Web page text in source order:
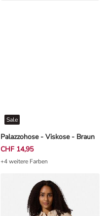
Palazzohose - Viskose - Braun
Sale
CHF 14,95
+4 weitere Farben